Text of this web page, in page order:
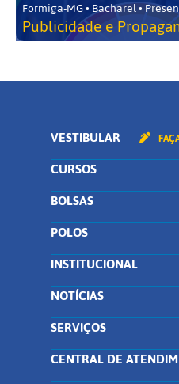
Formiga-MG • Bacharel •
Publicidade e
VESTIBULAR
CURSOS
BOLSAS
POLOS
INSTITUCIONAL
NOTÍCIAS
SERVIÇOS
CENTRAL DE